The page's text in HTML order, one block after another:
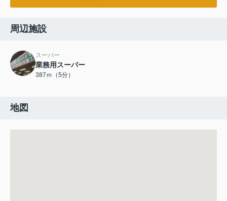
周辺施設
スーパー
業務用スーパー
387ｍ（5分）
地図